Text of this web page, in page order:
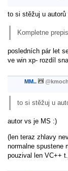
to si stěžuj u autorů
Kompletne
posledních pár let
ve win xp- rozdíl
MM.. @
to si stěžuj u
autor vs je MS :)
(len teraz zhlavy
normalne spustene
pouzival len VC++